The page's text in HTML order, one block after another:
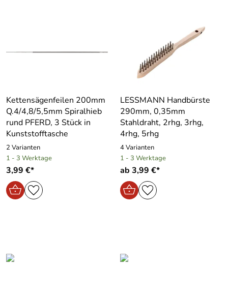
Kettensägenfeilen 200mm
Q.4/4,8/5,5mm Spiralhieb
rund PFERD, 3 Stück in
Kunststofftasche
2 Varianten
1 - 3 Werktage
3,99 €*
LESSMANN Handbürste
290mm, 0,35mm
Stahldraht, 2rhg, 3rhg,
4rhg, 5rhg
4 Varianten
1 - 3 Werktage
ab 3,99 €*